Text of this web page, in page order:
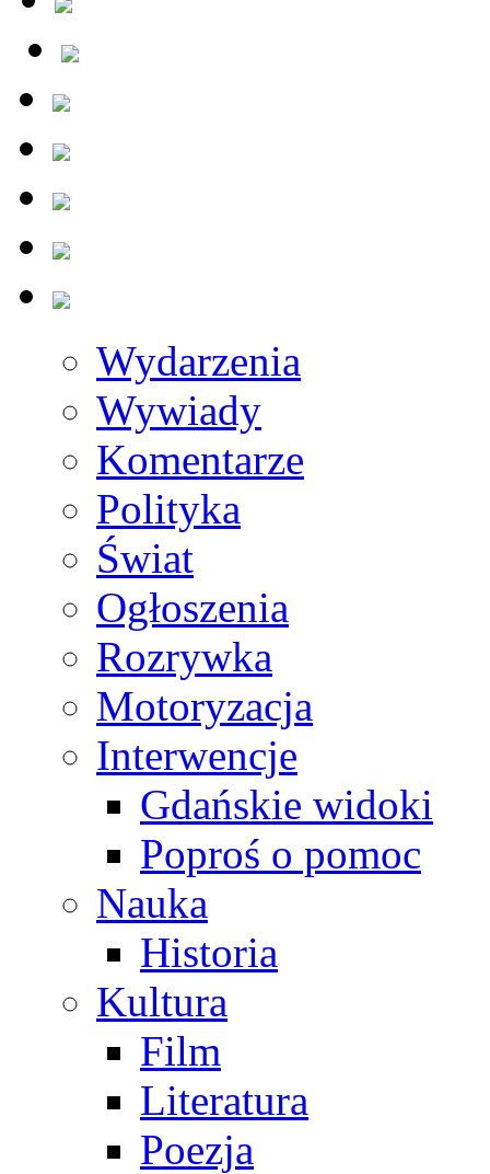
Wydarzenia
Wywiady
Komentarze
Polityka
Świat
Ogłoszenia
Rozrywka
Motoryzacja
Interwencje
Gdańskie widoki
Poproś o pomoc
Nauka
Historia
Kultura
Film
Literatura
Poezja